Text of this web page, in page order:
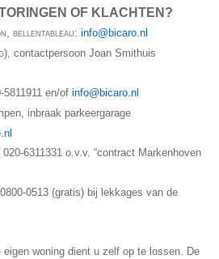
OF KLACHTEN?
, BELLENTABLEAU : info@bicaro.nl
), contactpersoon Joan Smithuis
5811911 en/of info@bicaro.nl
inbraak parkeergarage
020-6311331 o.v.v. “contract Markenhoven
0800-0513 (gratis) bij lekkages van de
woning dient u zelf op te lossen. De